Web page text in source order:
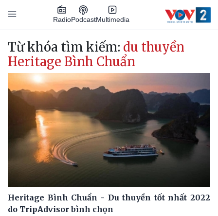
Nhảy đến nội dung
RadioPodcastMultimedia
Main navigation
Từ khóa tìm kiếm: du thuyền
Heritage Bình Chuẩn
Heritage Bình Chuẩn - Du thuyền tốt nhất 2022
do TripAdvisor bình chọn